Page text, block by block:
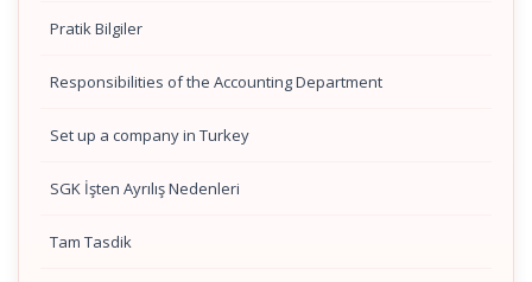
Pratik Bilgiler
Responsibilities of the Accounting Department
Set up a company in Turkey
SGK İşten Ayrılış Nedenleri
Tam Tasdik